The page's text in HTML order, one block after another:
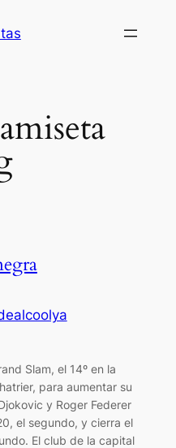
Slam, el 14º en la
para aumentar su
y Roger Federer
el segundo, y cierra el
El club de la capital